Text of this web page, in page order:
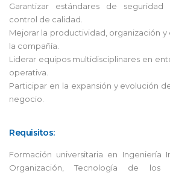
Garantizar estándares de seguridad
control de calidad.
Mejorar la productividad, organización
la compañía.
Liderar equipos multidisciplinares en
operativa.
Participar en la expansión y evolución
negocio.
Requisitos:
Formación universitaria en Ingeniería
Organización, Tecnología de los